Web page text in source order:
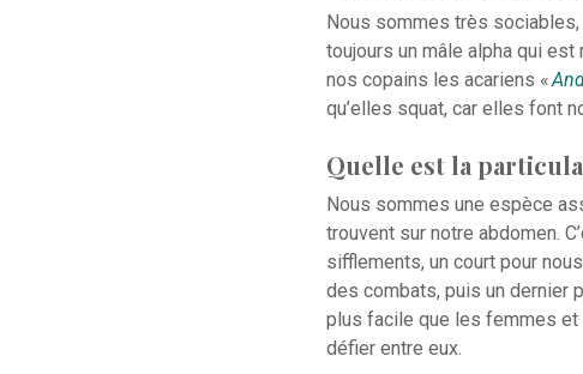
Nous sommes très
toujours un mâle alpha qui
nos copains les acariens «
qu’elles squat, car elles font
Quelle est la
Nous sommes une espèce
trouvent sur notre abdomen.
sifflements, un court pour
des combats, puis un dernier
plus facile que les femmes et
défier entre eux.